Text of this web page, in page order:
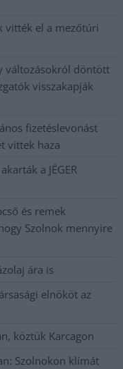
vitték el a mezőtúri
változásokról döntött
visszakapják
fizetéslevonást
vittek haza
a JÉGER
és remek
Szolnok mennyire
ára is
elnököt az
köztük Karcagon
Szolnokon klímát